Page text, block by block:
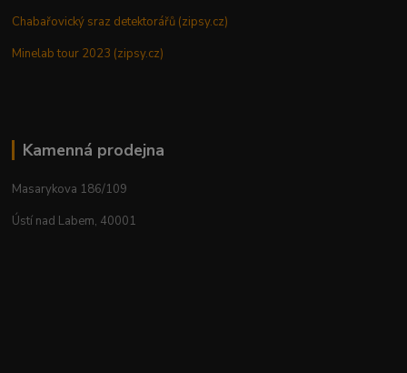
Chabařovický sraz detektorářů (zipsy.cz)
Minelab tour 2023 (zipsy.cz)
Kamenná prodejna
Masarykova 186/109
Ústí nad Labem, 40001